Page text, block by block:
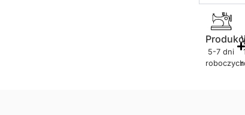
5-7 dni
roboczych